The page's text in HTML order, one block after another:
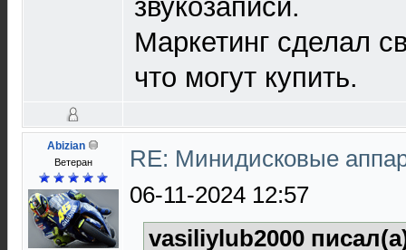
звукозаписи.
Маркетинг сделал
что могут купить.
Abizian
Ветеран
RE: Минидисковые
06-11-2024 12:57
vasiliylub2000